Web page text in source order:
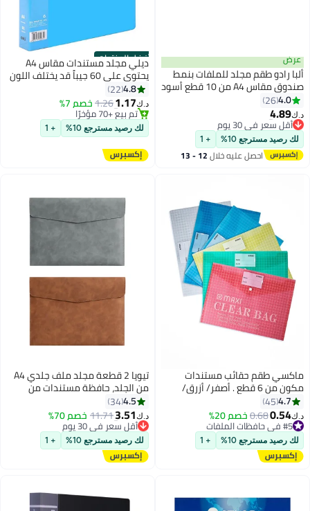
عرض
ألبا رادو طقم مجلد للملفات بنمط
صندوق مقاس A4 من 10 قطع أسود
4.0
26
د.ك‏4.89
#2 في حافظات الملفات
أقل سعر في 30 يوم
#2 في حافظات الملفات
لك رصيد مسترجع 10% + 1
احصل عليه خلال 12 - 13
أفضل المنتجات ديلي مجلد مستندات مقاس A4
يحتوي على 60 جيباً قد يختلف اللون
4.8
22
د.ك‏1.17
1.26خصم 7%
#1 في حافظات الملفات
تم بيع +70 مؤخرًا
#1 في حافظات الملفات
لك رصيد مسترجع 10% + 1
ماكسي طقم حقائب مستندات
مكون من 6 قطع . أصفر/ أزرق/
شفاف/ أخضر/ أحمر
4.7
45
د.ك‏0.54
0.68خصم 20%
#5 في حافظات الملفات
#5 في حافظات الملفات
لك رصيد مسترجع 10% + 1
تيويا 2 قطعة مجلد ملف جلدي A4
من الجلد، حافظة مستندات من
البولي يوريثان مقاوم للماء مع
إغلاق بإحكام، حقيبة تنظيم محمولة
لاجتماعات السفر والأعمال والمكتب
اللوحي (رمادي، بني)
4.5
34
د.ك‏3.51
11.71خصم 70%
#3 في حافظات الملفات
أقل سعر في 30 يوم
#3 في حافظات الملفات
لك رصيد مسترجع 10% + 1